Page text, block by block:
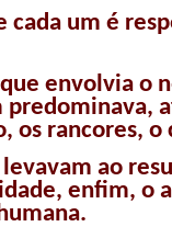
cada um é
envolvia o
predominava,
os rancores, o
ao
enfim, o